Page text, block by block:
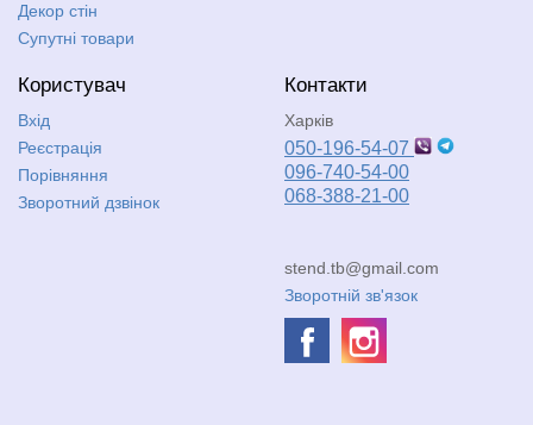
Декор стін
Супутні товари
Користувач
Вхід
Реєстрація
Порівняння
Зворотний дзвінок
Контакти
Харків
050-196-54-07
096-740-54-00
068-388-21-00
stend.tb@gmail.com
Зворотній зв'язок